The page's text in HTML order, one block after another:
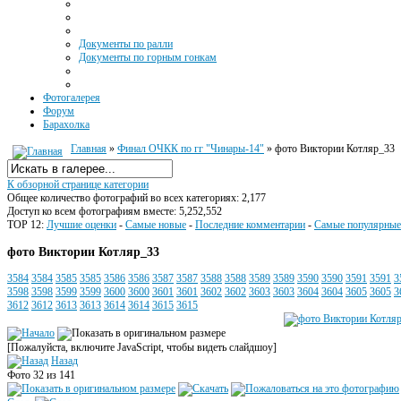
Документы по ралли
Документы по горным гонкам
Фотогалерея
Форум
Барахолка
Главная » Финал ОЧКК по гг "Чинары-14" » фото Виктории Котляр_33
К обзорной странице категории
Общее количество фотографий во всех категориях: 2,177
Доступ ко всем фотографиям вместе: 5,252,552
TOP 12: Лучшие оценки - Самые новые - Последние комментарии - Самые популярные
фото Виктории Котляр_33
3584 3584 3585 3585 3586 3586 3587 3587 3588 3588 3589 3589 3590 3590 3591 3591
3598 3598 3599 3599 3600 3600 3601 3601 3602 3602 3603 3603 3604 3604 3605 3605
3612 3612 3613 3613 3614 3614 3615 3615
[Пожалуйста, включите JavaScript, чтобы видеть слайдшоу]
Назад
Фото 32 из 141